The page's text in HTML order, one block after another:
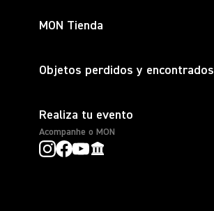
MON Tienda
Objetos perdidos y encontrados
Realiza tu evento
Acompanhe o MON